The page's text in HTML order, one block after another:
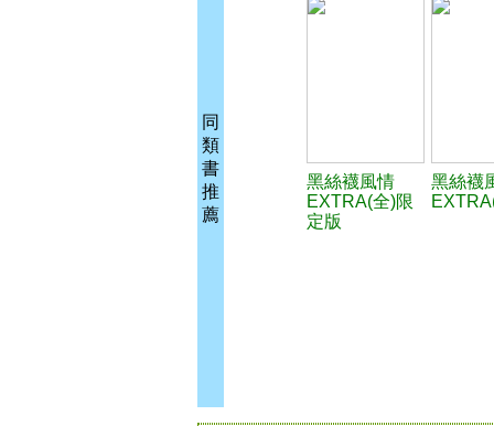
同
類
書
推
薦
黑絲襪風情
EXTRA(全)限
定版
黑絲襪